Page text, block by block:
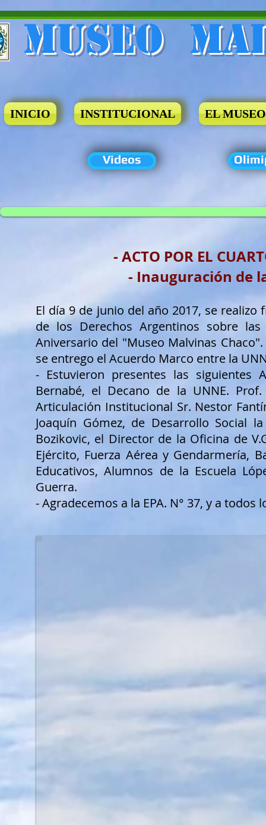
Museo​
INICIO INSTITUCIONAL EL MUSEO
Videos
- ACTO POR EL
- Inauguración de
El día 9 de junio del año 2017, se
de los Derechos Argentinos sobre
Aniversario del "Museo Malvinas
se entrego el Acuerdo Marco entre la
- Estuvieron presentes las siguientes
Bernabé, el Decano de la UNNE.
Articulación Institucional Sr. Nestor
Joaquín Gómez, de Desarrollo Social
Bozikovic, el Director de la Oficina de
Ejército, Fuerza Aérea y Gendarmería,
Educativos, Alumnos de la Escuela
Guerra.
- Agradecemos a la EPA. N° 37, y a